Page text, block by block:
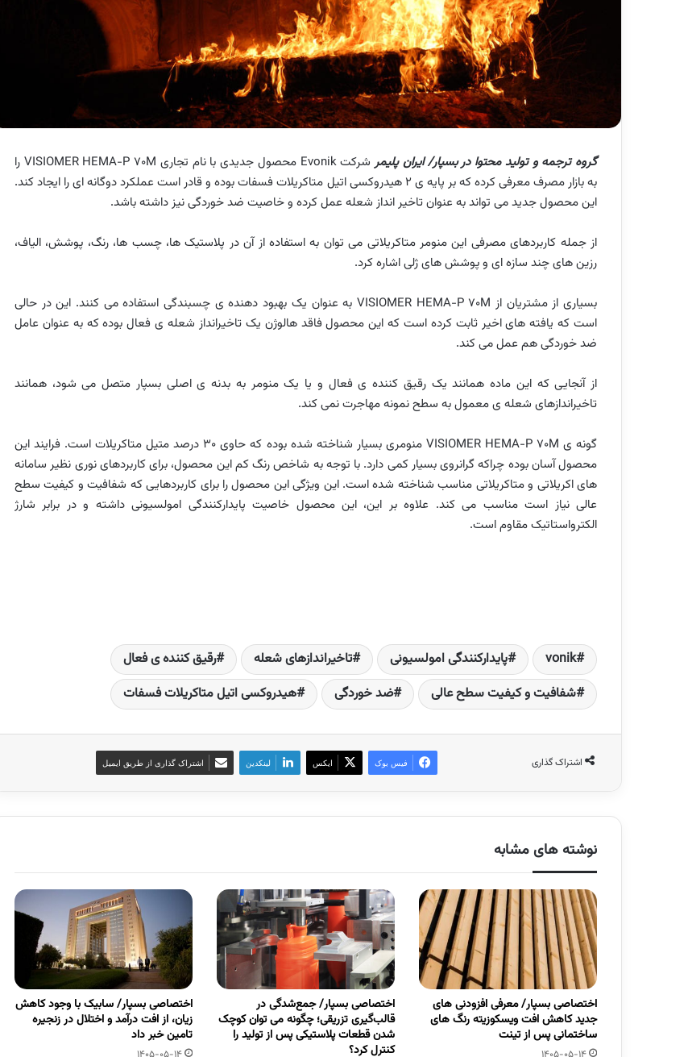
گروه ترجمه و تولید محتوا در بسپار/ ایران پلیمر شرکتEvonik محصول جدیدی با نام تجاری VISIOMER HEMA-P 70M را
به بازار مصرف معرفی کرده که بر پایه ی ۲ هیدروکسی اتیل متاکریلات فسفات بوده و قادر است عملکرد دوگانه ای را ایجاد کند.
این محصول جدید می تواند به عنوان تاخیر انداز شعله عمل کرده و خاصیت ضد خوردگی نیز داشته باشد.
از جمله کاربردهای مصرفی این منومر متاکریلاتی می توان به استفاده از آن در پلاستیک ها، چسب ها، رنگ، پوشش، الیاف،
رزین های چند سازه ای و پوشش های ژلی اشاره کرد.
بسیاری از مشتریان از VISIOMER HEMA-P 70M به عنوان یک بهبود دهنده ی چسبندگی استفاده می کنند. این در حالی
است که یافته های اخیر ثابت کرده است که این محصول فاقد هالوژن یک تاخیرانداز شعله ی فعال بوده که به عنوان عامل
ضد خوردگی هم عمل می کند.
از آنجایی که این ماده همانند یک رقیق کننده ی فعال و یا یک منومر به بدنه ی اصلی بسپار متصل می شود، همانند
تاخیراندازهای شعله ی معمول به سطح نمونه مهاجرت نمی کند.
گونه ی VISIOMER HEMA-P 70M
منومری بسیار شناخته شده بوده که حاوی ۳۰ درصد متیل متاکریلات است. فرایند این
محصول آسان بوده چراکه گرانروی بسیار کمی دارد. با توجه به شاخص رنگ کم این محصول، برای کاربردهای نوری نظیر سامانه
های اکریلاتی و متاکریلاتی مناسب شناخته شده است. این ویژگی این محصول را برای کاربردهایی که شفافیت و کیفیت سطح
عالی نیاز است مناسب می کند. علاوه بر این، این محصول خاصیت پایدارکنندگی امولسیونی داشته و در برابر شارژ
الکترواستاتیک مقاوم است.
vonik پایدارکنندگی امولسیونی تاخیراندازهای شعله
رقیق کننده ی فعال
شفافیت و کیفیت سطح عالی
ضد خوردگی هیدروکسی اتیل متاکریلات فسفات
اشتراک گذاری فیس بوک ایکس لینکدین اشتراک گذاری از طریق ایمیل
نوشته های مشابه
اختصاصی بسپار/ معرفی افزودنی های
جدید کاهش افت ویسکوزیته رنگ های
ساختمانی پس از تینت
اختصاصی بسپار/ جمع‌شدگی در
قالب‌گیری تزریقی؛ چگونه می توان کوچک
شدن قطعات پلاستیکی پس از تولید را
کنترل کرد؟
اختصاصی بسپار/ سابیک با وجود کاهش
زیان، از افت درآمد و اختلال در زنجیره
تامین خبر داد